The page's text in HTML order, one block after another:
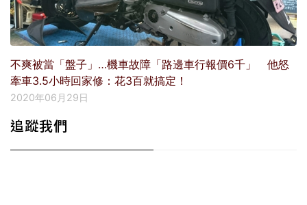
不爽被當「盤子」…機車故障「路邊車行報價6千」 他怒
牽車3.5小時回家修：花3百就搞定！
2020年06月29日
追蹤我們